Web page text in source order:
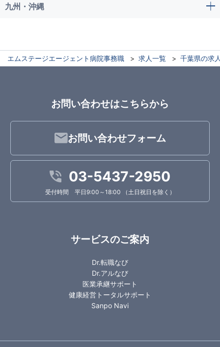
九州・沖縄
エムステージエージェント病院事務職 求人一覧 千葉県の求
お問い合わせはこちらから
お問い合わせフォーム
03-5437-2950
受付時間 平日9:00～18:00 （土日祝日を除く）
サービスのご案内
Dr.転職なび
Dr.アルなび
医業承継サポート
健康経営トータルサポート
Sanpo Navi